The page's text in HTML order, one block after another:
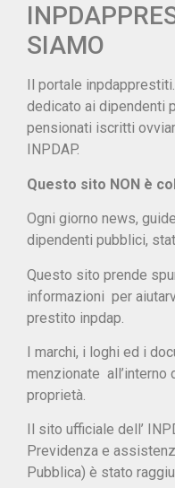
SIAMO
Il portale
dedicato ai dipendenti
pensionati iscritti
INPDAP.
Questo sito NON è
Ogni giorno news,
dipendenti pubblici,
Questo sito prende
informazioni per
prestito inpdap.
I marchi, i loghi ed i
menzionate all’interno
proprietà.
Il sito ufficiale dell’
Previdenza e
Pubblica) è stato